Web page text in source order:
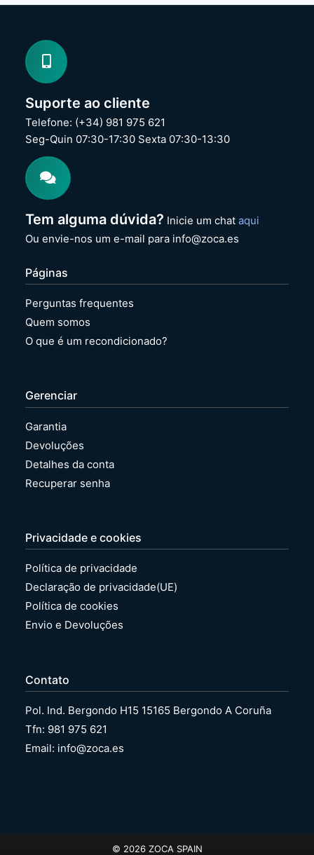
Suporte ao cliente
Telefone: (+34) 981 975 621
Seg-Quin 07:30-17:30 Sexta 07:30-13:30
Tem alguma dúvida? Inicie um chataqui
Ou envie-nos um e-mail para info@zoca.es
Páginas
Perguntas frequentes
Quem somos
O que é um recondicionado?
Gerenciar
Garantia
Devoluções
Detalhes da conta
Recuperar senha
Privacidade e cookies
Política de privacidade
Declaração de privacidade(UE)
Política de cookies
Envio e Devoluções
Contato
Pol. Ind. Bergondo H15 15165 Bergondo A Coruña
Tfn: 981 975 621
Email: info@zoca.es
© 2026 ZOCA SPAIN